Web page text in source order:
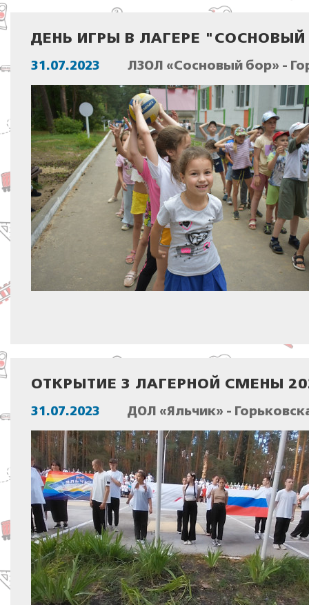
ДЕНЬ ИГРЫ В ЛАГЕРЕ
31.07.2023 ЛЗОЛ «Сосновый бор» -
ОТКРЫТИЕ 3 ЛАГЕРНОЙ СМЕНЫ
31.07.2023 ДОЛ «Яльчик» -